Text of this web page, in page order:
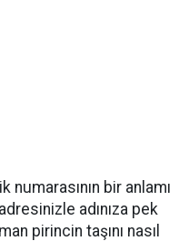
numarasının bir anlamı
adınıza pek
pirincin taşını nasıl